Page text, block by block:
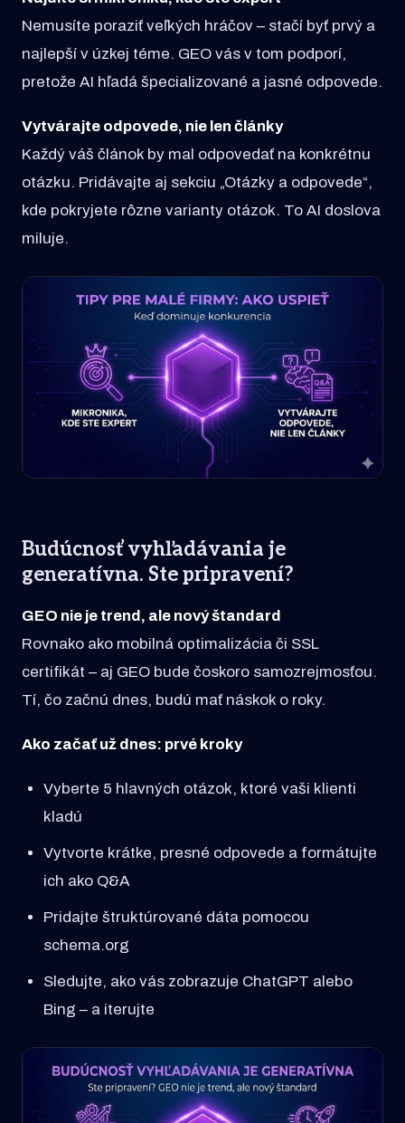
Nemusíte poraziť veľkých hráčov – stačí byť prvý a
najlepší v úzkej téme. GEO vás v tom podporí,
pretože AI hľadá špecializované a jasné odpovede.
Vytvárajte odpovede, nie len články
Každý váš článok by mal odpovedať na konkrétnu
otázku. Pridávajte aj sekciu „Otázky a odpovede“,
kde pokryjete rôzne varianty otázok. To AI doslova
miluje.
Budúcnosť vyhľadávania je
generatívna. Ste pripravení?
GEO nie je trend, ale nový štandard
Rovnako ako mobilná optimalizácia či SSL
certifikát – aj GEO bude čoskoro samozrejmosťou.
Tí, čo začnú dnes, budú mať náskok o roky.
Ako začať už dnes: prvé kroky
Vyberte 5 hlavných otázok, ktoré vaši klienti
kladú
Vytvorte krátke, presné odpovede a formátujte
ich ako Q&A
Pridajte štruktúrované dáta pomocou
schema.org
Sledujte, ako vás zobrazuje ChatGPT alebo
Bing – a iterujte